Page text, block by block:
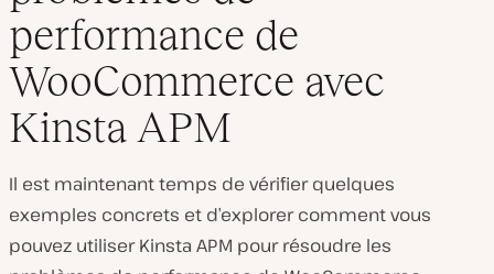
performance de
WooCommerce avec
Kinsta APM
Il est maintenant temps de vérifier quelques
exemples concrets et d’explorer comment vous
pouvez utiliser Kinsta APM pour résoudre les